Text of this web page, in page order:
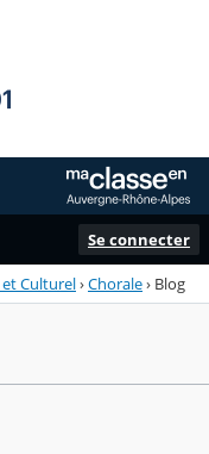
Se connecter
Culturel›Chorale› Blog